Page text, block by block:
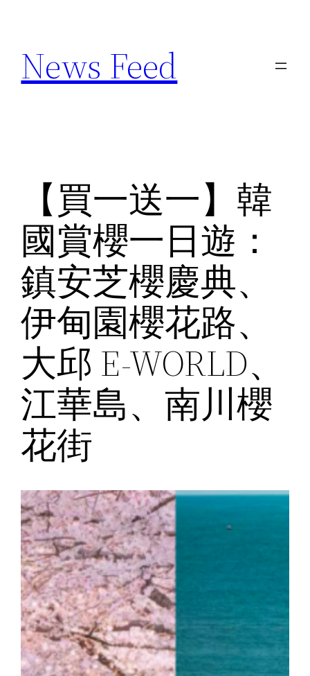
content
News Feed
【買一送一】韓
國賞櫻一日遊：
鎮安芝櫻慶典、
伊甸園櫻花路、
大邱 E-WORLD、
江華島、南川櫻
花街